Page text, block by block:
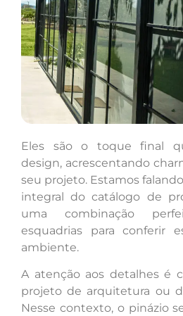
Eles são o toque final
design, acrescentando
seu projeto. Estamos
integral do catálogo de
uma combinação
esquadrias para conferir
ambiente.
A atenção aos detalhes é
projeto de arquitetura ou
Nesse contexto, o pinázio